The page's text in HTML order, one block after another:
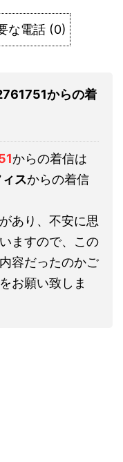
な電話 (0)
からの着
からの着信は
スからの着信
あり、不安に思
ますので、この
容だったのかご
お願い致しま